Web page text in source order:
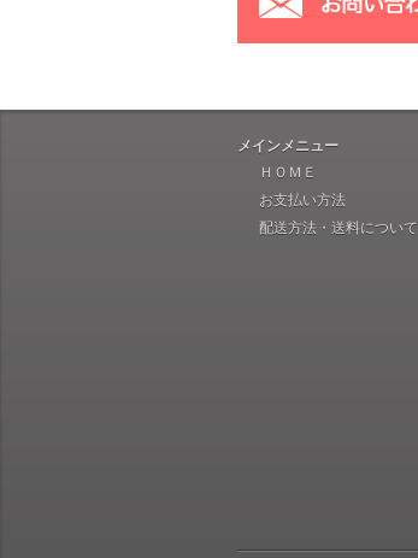
Hogue ホーグ
Heretic Knives ヘレテ
Imperial Schrade イン
シュレード
Ka-Bar ケーバー
Ka-Bar Becker ケーバー
ー
メインメニュー
ＨＯＭＥ
お支払い方法
配送方法・送料について